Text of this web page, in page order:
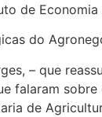
de
do
– que
falaram
de